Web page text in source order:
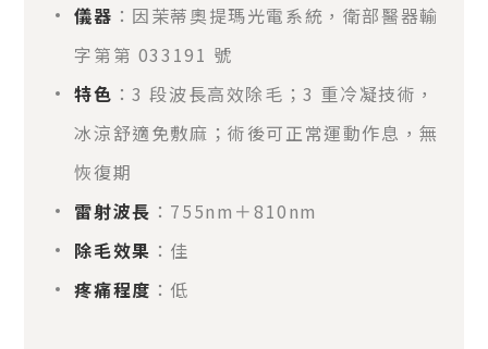
儀器 ：因茉蒂奧提瑪光電系統，衛部醫器輸
字第第 033191 號
特色 ：3 段波長高效除毛；3 重冷凝技術，
冰涼舒適免敷麻；術後可正常運動作息，無
恢復期
雷射波長 ：755nm＋810nm
除毛效果 ：佳
疼痛程度 ：低